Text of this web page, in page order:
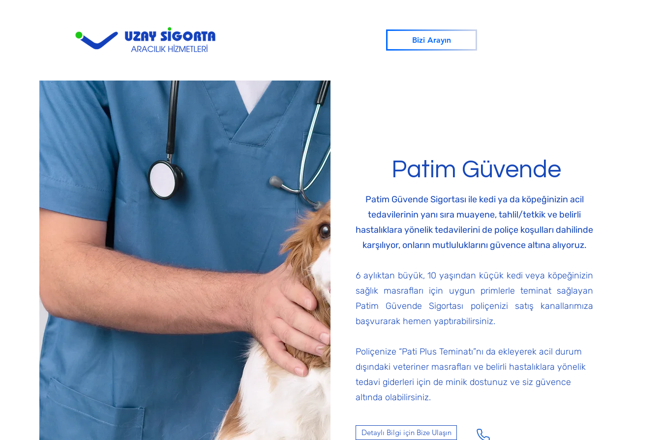
Bizi Arayın
Patim Güvende
Patim Güvende Sigortası ile kedi ya da köpeğinizin acil
tedavilerinin yanı sıra muayene, tahlil/tetkik ve belirli
hastalıklara yönelik tedavilerini de poliçe koşulları dahilinde
karşılıyor, onların mutluluklarını güvence altına alıyoruz.
6 aylıktan büyük, 10 yaşından küçük kedi veya köpeğinizin
sağlık masrafları için uygun primlerle teminat sağlayan
Patim Güvende Sigortası poliçenizi satış kanallarımıza
başvurarak hemen yaptırabilirsiniz.
Poliçenize “Pati Plus Teminatı”nı da ekleyerek acil durum
dışındaki veteriner masrafları ve belirli hastalıklara yönelik
tedavi giderleri için de minik dostunuz ve siz güvence
altında olabilirsiniz.
Detaylı Bilgi için Bize Ulaşın